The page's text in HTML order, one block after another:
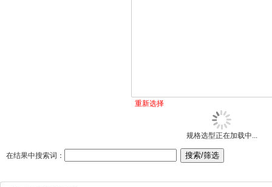
重新选择
规格选型正在加载中...
在结果中搜索词：